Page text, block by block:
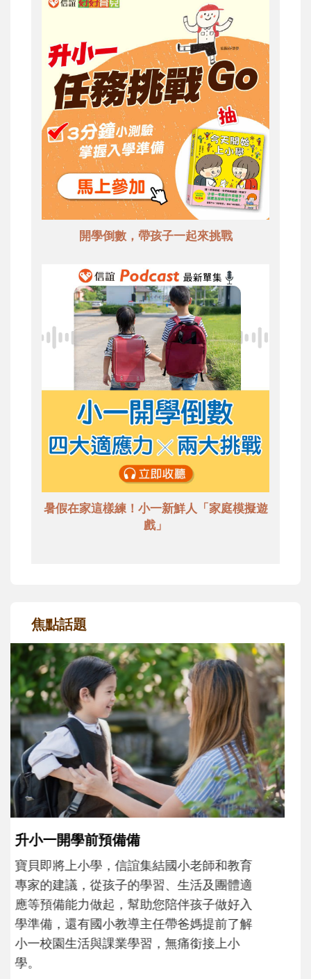
開學倒數，帶孩子一起來挑戰
暑假在家這樣練！小一新鮮人「家庭模擬遊
戲」
焦點話題
和孩子一起長大的那個男人│讀懂父親的
不同模樣
沒有人天生就擅長當爸爸！男人總是在一次
次「前所未有」的體驗中，跟著孩子一起長
大。從給予安全感的肢體遊戲，到獨立自
主、角色認同及解決問題的能力養成。爸爸